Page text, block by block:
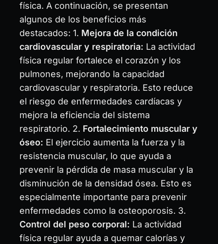
física. A continuación, se presentan
algunos de los beneficios más
destacados: 1. Mejora de la condición
cardiovascular y respiratoria: La actividad
física regular fortalece el corazón y los
pulmones, mejorando la capacidad
cardiovascular y respiratoria. Esto reduce
el riesgo de enfermedades cardíacas y
mejora la eficiencia del sistema
respiratorio. 2. Fortalecimiento muscular y
óseo: El ejercicio aumenta la fuerza y la
resistencia muscular, lo que ayuda a
prevenir la pérdida de masa muscular y la
disminución de la densidad ósea. Esto es
especialmente importante para prevenir
enfermedades como la osteoporosis. 3.
Control del peso corporal: La actividad
física regular ayuda a quemar calorías y